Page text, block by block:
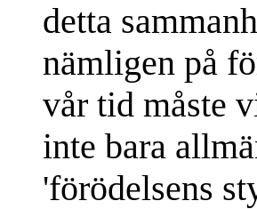
detta
nämligen på
vår tid måste
inte bara
'förödelsens